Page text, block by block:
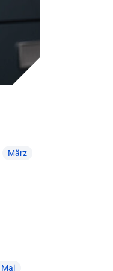
März
Mai